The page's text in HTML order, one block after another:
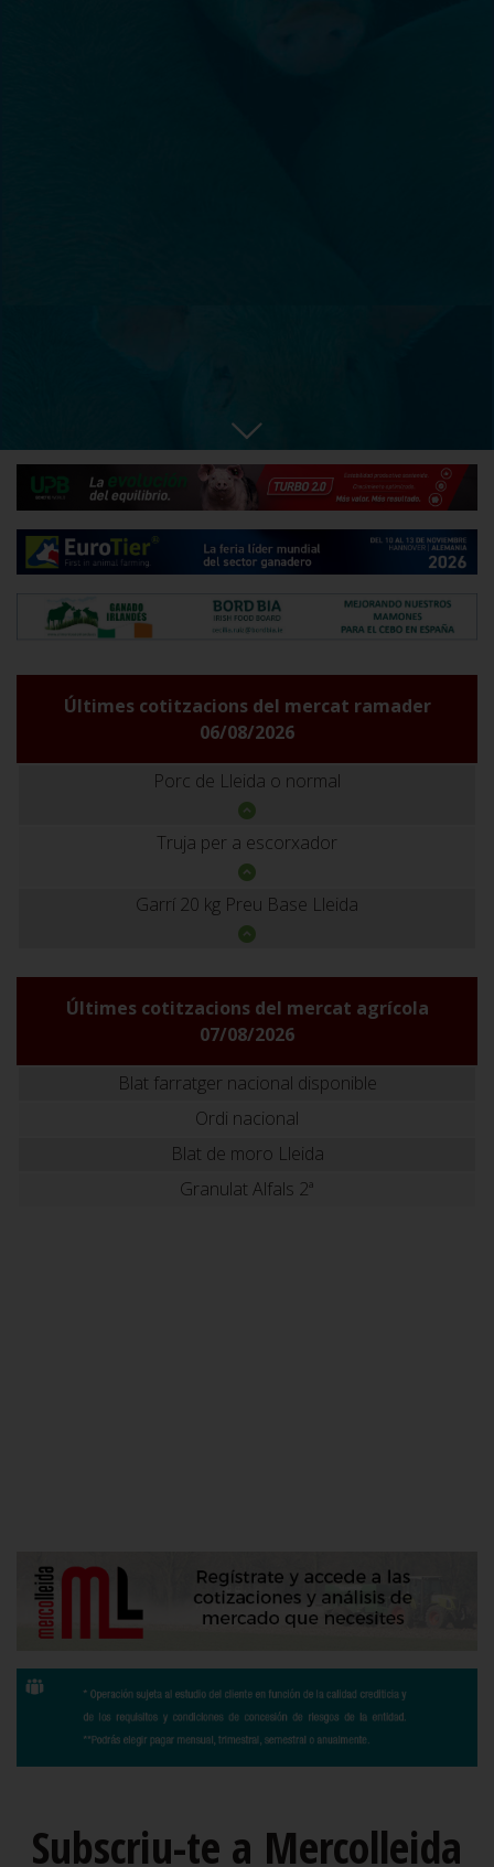
Últimes cotitzacions del mercat ramader
06/08/2026
Porc de Lleida o normal
Truja per a escorxador
Garrí 20 kg Preu Base Lleida
Últimes cotitzacions del mercat agrícola
07/08/2026
Blat farratger nacional disponible
Ordi nacional
Blat de moro Lleida
Granulat Alfals 2ª
Subscriu-te a Mercolleida